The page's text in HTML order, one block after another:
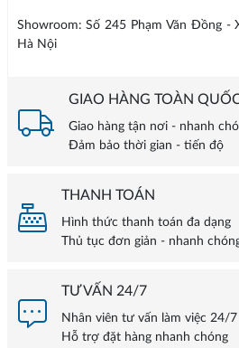
Showroom: Số 245 Phạm Văn Đồng -
Hà Nội
GIAO HÀNG TOÀN
Giao hàng tận nơi - nhanh
Đảm bảo thời gian - tiến độ
THANH TOÁN
Hình thức thanh toán đa dạng
Thủ tục đơn giản - nhanh
TƯ VẤN 24/7
Nhân viên tư vấn làm việc 24/7
Hỗ trợ đặt hàng nhanh chóng